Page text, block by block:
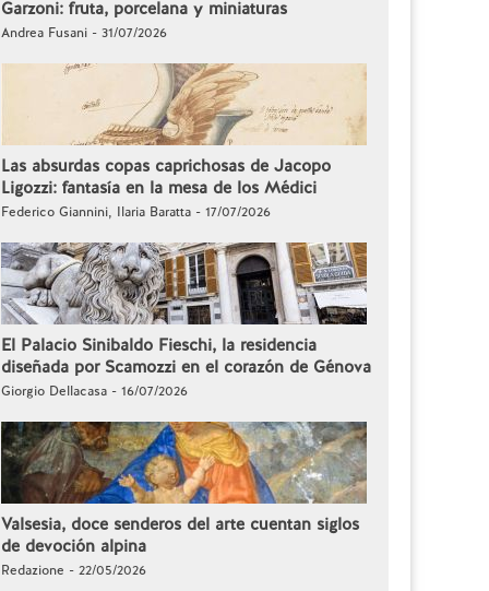
Garzoni: fruta, porcelana y miniaturas
Andrea Fusani - 31/07/2026
Las absurdas copas caprichosas de Jacopo
Ligozzi: fantasía en la mesa de los Médici
Federico Giannini, Ilaria Baratta - 17/07/2026
El Palacio Sinibaldo Fieschi, la residencia
diseñada por Scamozzi en el corazón de Génova
Giorgio Dellacasa - 16/07/2026
Valsesia, doce senderos del arte cuentan siglos
de devoción alpina
Redazione - 22/05/2026